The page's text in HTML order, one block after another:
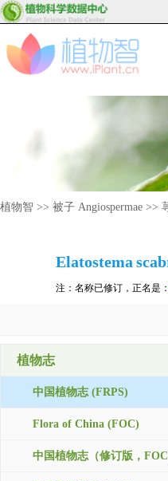
植物智 >> 被子 Angiospermae >>
Elatostema
注：名称已修订，正名是：
植物志
中国植物志 (FRPS)
Flora of China (FOC)
中国植物志（修订版，FOC